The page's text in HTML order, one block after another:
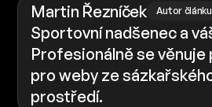
Martin Řezníček Autor článku
Sportovní nadšenec a
Profesionálně se věnuje
pro weby ze
prostředí.